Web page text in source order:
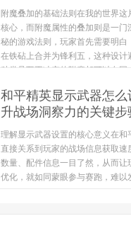
附魔叠加的基础法则在我的世界
核心，而附魔属性的叠加则是一
秘的游戏法则，玩家首先需要明
在铁砧上合并为锋利五，这种设
种类且互不冲突的附魔却可以在同
和平精英显示武器怎
升战场洞察力的关键步
理解显示武器设置的核心意义在
直接关系到玩家的战场信息获取
数量、配件信息一目了然，从而
优化，就如同蒙眼参与赛跑，难以